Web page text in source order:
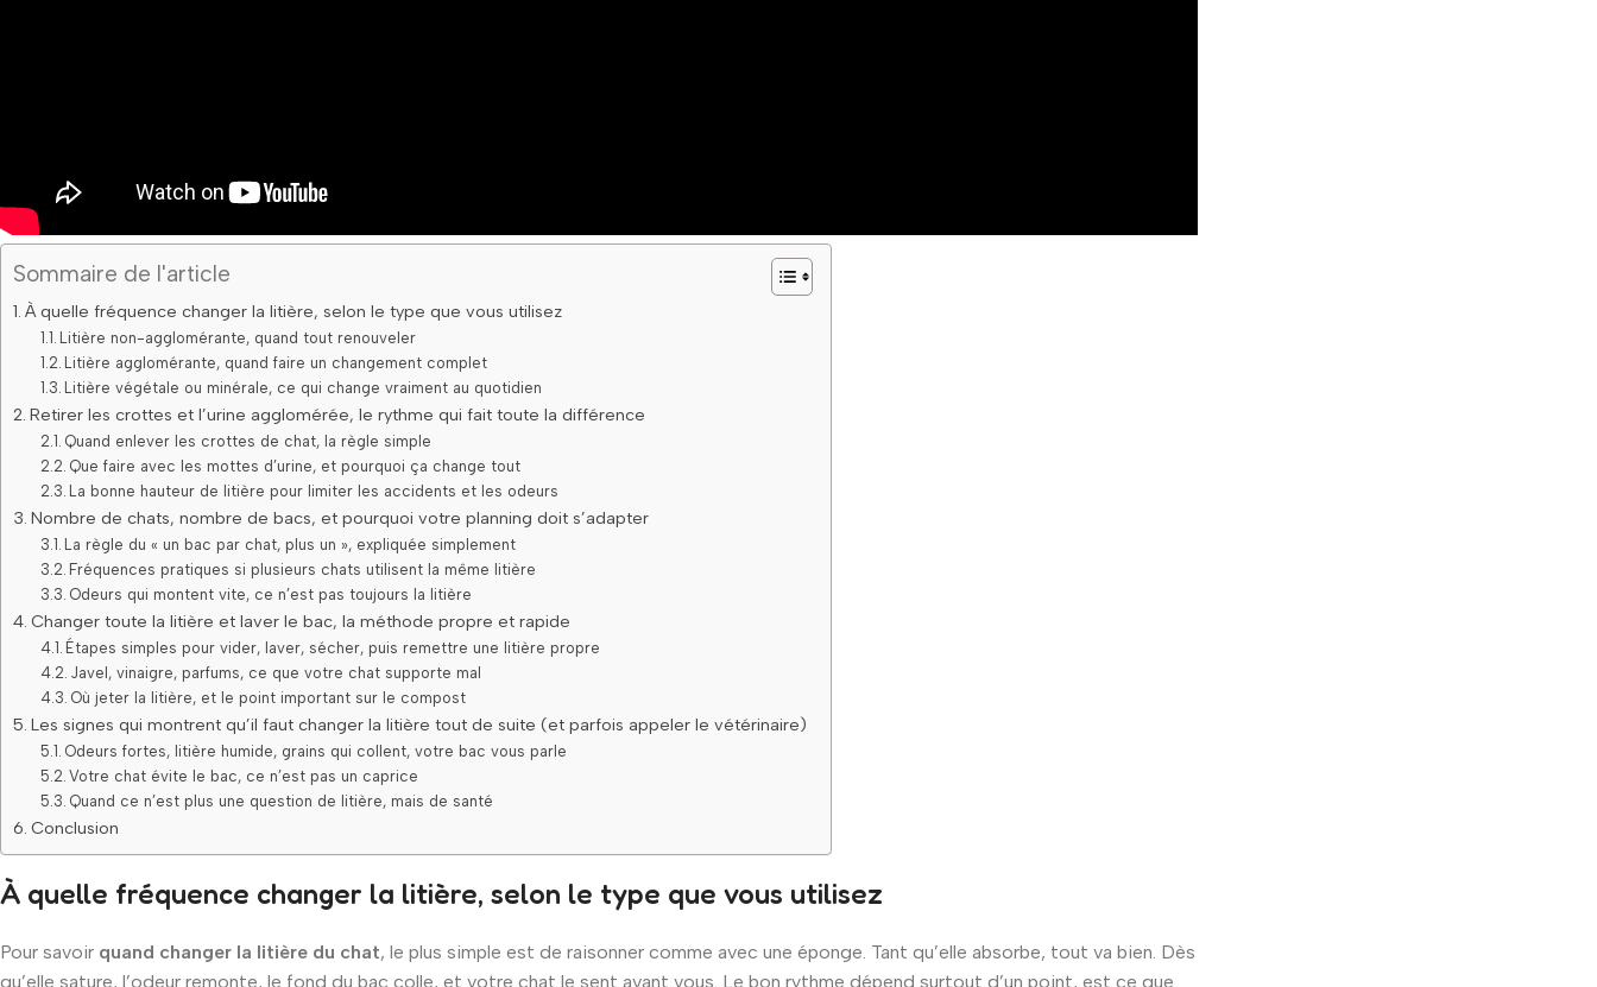
Sommaire de l'article
À quelle fréquence changer la litière, selon le type que vous utilisez
Litière non-agglomérante, quand tout renouveler
Litière agglomérante, quand faire un changement complet
Litière végétale ou minérale, ce qui change vraiment au quotidien
Retirer les crottes et l’urine agglomérée, le rythme qui fait toute la différence
Quand enlever les crottes de chat, la règle simple
Que faire avec les mottes d’urine, et pourquoi ça change tout
La bonne hauteur de litière pour limiter les accidents et les odeurs
Nombre de chats, nombre de bacs, et pourquoi votre planning doit s’adapter
La règle du « un bac par chat, plus un », expliquée simplement
Fréquences pratiques si plusieurs chats utilisent la même litière
Odeurs qui montent vite, ce n’est pas toujours la litière
Changer toute la litière et laver le bac, la méthode propre et rapide
Étapes simples pour vider, laver, sécher, puis remettre une litière propre
Javel, vinaigre, parfums, ce que votre chat supporte mal
Où jeter la litière, et le point important sur le compost
Les signes qui montrent qu’il faut changer la litière tout de suite (et parfois appeler le vétérinaire)
Odeurs fortes, litière humide, grains qui collent, votre bac vous parle
Votre chat évite le bac, ce n’est pas un caprice
Quand ce n’est plus une question de litière, mais de santé
Conclusion
À quelle fréquence changer la litière, selon le type que vous utilisez
Pour savoir quand changer la litière du chat, le plus simple est de raisonner comme avec une éponge. Tant qu’elle absorbe, tout va bien. Dès
qu’elle sature, l’odeur remonte, le fond du bac colle, et votre chat le sent avant vous. Le bon rythme dépend surtout d’un point, est ce que